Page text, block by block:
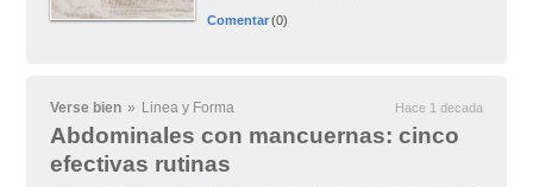
Comentar(0)
Verse bien » Linea y Forma Hace 1 decada
Abdominales con mancuernas: cinco
efectivas rutinas